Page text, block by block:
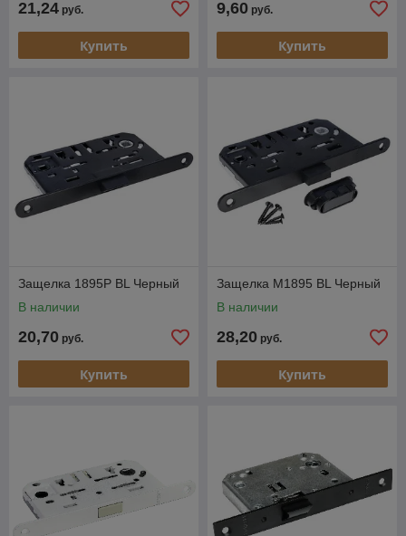
21,24 руб.
Купить
9,60 руб.
Купить
Защелка 1895P BL Черный
В наличии
20,70 руб.
Купить
Защелка M1895 BL Черный
В наличии
28,20 руб.
Купить